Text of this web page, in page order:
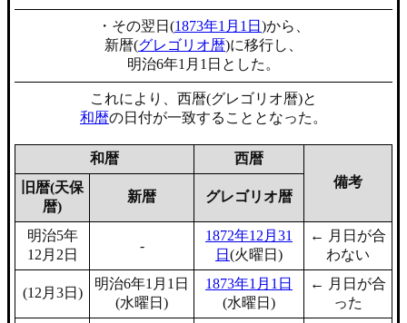
・その翌日(1873年1月1日 )から、
新暦(グレゴリオ暦)に移行し、
明治6年1月1日とした。
これにより、西暦(グレゴリオ暦)と
和暦の日付が一致することとなった。
和暦
西暦
備考
旧暦(天保
暦)
新暦 グレゴリオ暦
明治5年
12月2日
-
1872年12月31
日 (火曜日)
← 月日が合
わない
(12月3日)
明治6年1月1日
(水曜日)
1873年1月1日
(水曜日)
← 月日が合
った